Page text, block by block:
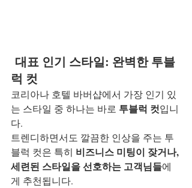
대표 인기 스타일: 완벽한 투블
럭 컷
코리아나 호텔 바버샵에서 가장 인기 있
는 스타일 중 하나는 바로 투블럭 컷입니
다.
트렌디하면서도 깔끔한 인상을 주는 투
블럭 컷은 특히 비즈니스 미팅이 잦거나,
세련된 스타일을 선호하는 고객님들에
게 추천됩니다.